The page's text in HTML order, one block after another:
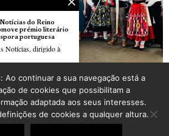
“Coração do Minho” de Wintzenheim juntou mais
| Todos os direitos reservados
do Reino
prémio literário
portuguesa
Notícias, dirigido à
Pereira
Adjointe de Allonne
Cristina
foi
Ao continuar a sua navegação está a
de cookies que possibilitam a
adaptada aos seus interesses.
de cookies a qualquer altura.